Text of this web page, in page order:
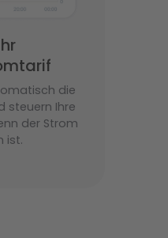
die
steuern Ihre
der Strom
ist.